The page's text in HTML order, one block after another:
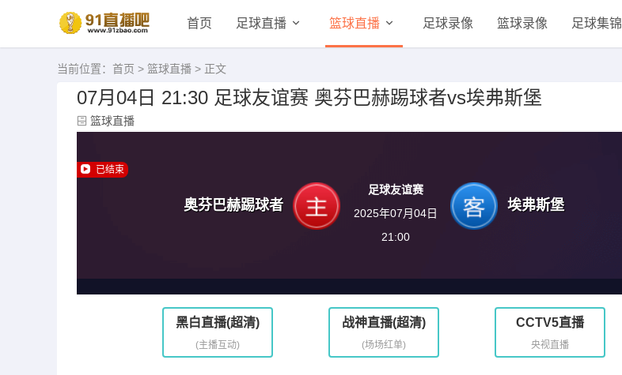
首页 足球直播 篮球直播 足球录像 篮球录像 足球集锦
当前位置： 首页 > 篮球直播 > 正文
07月04日 21:30 足球友谊赛 奥芬巴赫踢球者vs埃弗斯堡
篮球直播
已结束
奥芬巴赫踢球者
足球友谊赛
2025年07月04日
21:00
埃弗斯堡
黑白直播(超清)
(主播互动)
战神直播(超清)
(场场红单)
CCTV5直播
央视直播